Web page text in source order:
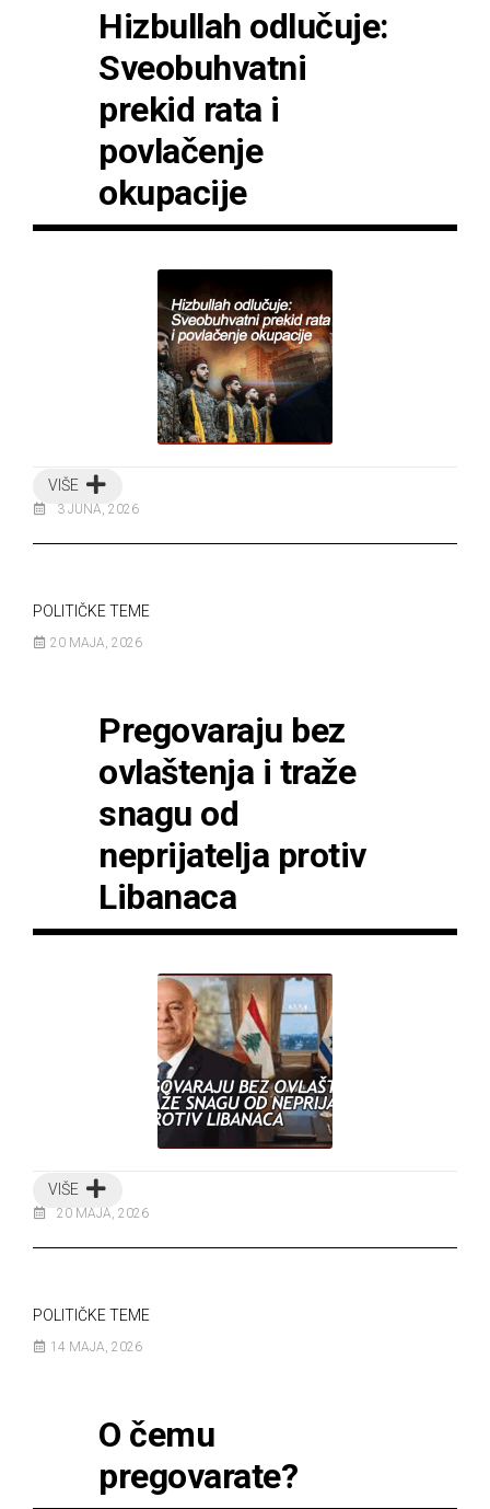
Hizbullah odlučuje:
Sveobuhvatni
prekid rata i
povlačenje
okupacije
VIŠE
3 JUNA, 2026
POLITIČKE TEME
20 MAJA, 2026
Pregovaraju bez
ovlaštenja i traže
snagu od
neprijatelja protiv
Libanaca
VIŠE
20 MAJA, 2026
POLITIČKE TEME
14 MAJA, 2026
O čemu
pregovarate?